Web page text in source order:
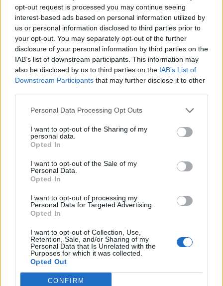
opt-out request is processed you may continue seeing
interest-based ads based on personal information utilized by
us or personal information disclosed to third parties prior to
your opt-out. You may separately opt-out of the further
disclosure of your personal information by third parties on the
IAB’s list of downstream participants. This information may
also be disclosed by us to third parties on the IAB’s List of
Downstream Participants that may further disclose it to other
Personal Data Processing Opt Outs
I want to opt-out of the Sharing of my
personal data.
Opted In
I want to opt-out of the Sale of my
Personal Data.
Opted In
I want to opt-out of processing my
Personal Data for Targeted Advertising.
Opted In
I want to opt-out of Collection, Use,
Retention, Sale, and/or Sharing of my
Personal Data that Is Unrelated with the
Purposes for which it was collected.
Opted Out
CONFIRM
Domenica curva Sud in
«sciopero» contro la tessera del
tifoso
20/09/2009
Niente tessera per Grillo
Forgione: «Vincono i mullah»
Sorpresa, sulla tessera c'è
ancora la firma dell'ex leader
26/07/2009